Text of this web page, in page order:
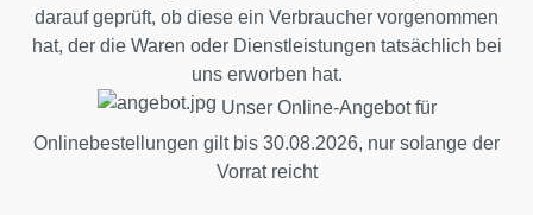
darauf geprüft, ob diese ein Verbraucher vorgenommen
hat, der die Waren oder Dienstleistungen tatsächlich bei
uns erworben hat.
Unser Online-Angebot für
Onlinebestellungen gilt bis 30.08.2026, nur solange der
Vorrat reicht